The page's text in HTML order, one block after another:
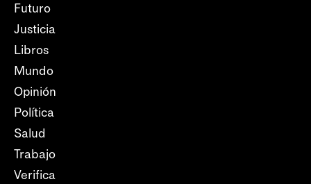
Futuro
Justicia
Libros
Mundo
Opinión
Política
Salud
Trabajo
Verifica